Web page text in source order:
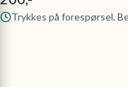
Trykkes på forespørsel.